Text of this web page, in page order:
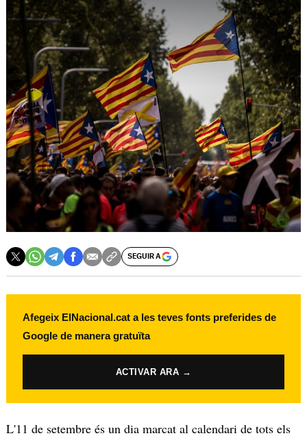
SEGUIR A
Afegeix ElNacional.cat a les teves fonts preferides de
Google de manera gratuïta
ACTIVAR ARA →
L'11 de setembre és un dia marcat al calendari de tots els